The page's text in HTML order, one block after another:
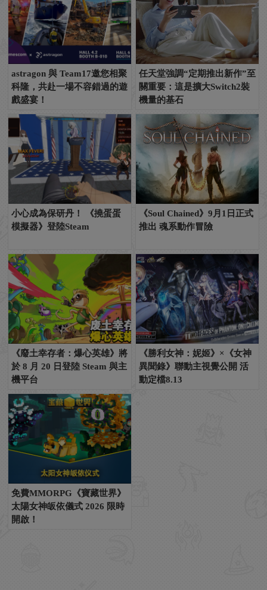
astragon 與 Team17邀您相聚
科隆，共赴一場不容錯過的遊
戲盛宴！
任天堂強調“定期推出新作”至
關重要：這是擴大Switch2裝
機量的基石
小心成為保研丹！ 《撓蛋蛋
模擬器》登陸Steam
《Soul Chained》9月1日正式
推出 魂系動作冒險
《廢土幸存者：爆心英雄》將
於 8 月 20 日登陸 Steam 與主
機平台
《勝利女神：妮姬》×《女神
異聞錄》聯動主視覺公開 活
動定檔8.13
免費MMORPG《寶藏世界》
太陽女神皈依儀式 2026 限時
開啟！